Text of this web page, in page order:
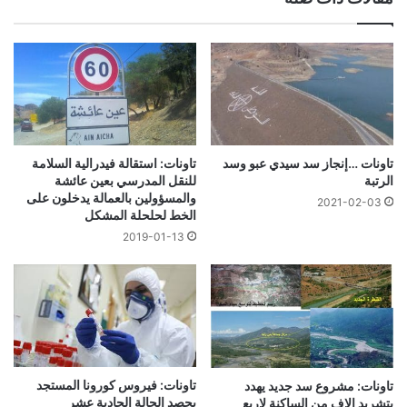
تاونات …إنجاز سد سيدي عبو وسد
الرتبة
2021-02-03
تاونات: استقالة فيدرالية السلامة
للنقل المدرسي بعين عائشة
والمسؤولين بالعمالة يدخلون على
الخط لحلحلة المشكل
2019-01-13
تاونات: مشروع سد جديد يهدد
بتشريد الاف من الساكنة لاربع
تاونات: فيروس كورونا المستجد
يحصد الحالة الحادية عشر